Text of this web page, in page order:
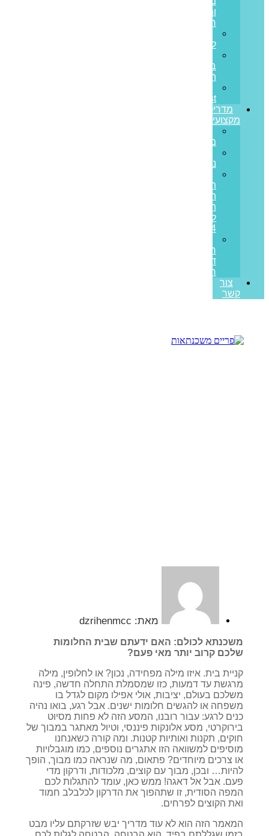
ותזרים
חיובי
לעסקים
בערבות
המדינה
Invest
מדריכים
מקצועיים
משתנה
נומינלית
תשומות
הבנייה
תחזית
לשנת
2024
רכישה
דירה
ראשונה
צור
קשר
מאת: dzrihenmcc
משכנתא לכולם: האם ידעתם שבית החלומות
שלכם קרוב יותר מאי פעם?
קניית בית. איזו מילה מפחידה, נכון? או לחלופין, מילה
מרגשת עד דמעות, כזו שמסמלת התחלה חדשה, פינה
משלכם בעולם, יציבות, אולי אפילו מקום לגדל בו
משפחה או להגשים חלומות ישנים. אבל רגע, בואו נהיה
כנים לרגע: עבור רובנו, המסע הזה לא פחות מסיוט
בירוקרטי, מסע אלונקות פיננסי, וטיול מאתגר במבוך של
חוקים, תקנות ואותיות קטנות. ומה קורה כשאנחנו
מוסיפים למשוואה הזו אתגרים נוספים, כמו מוגבלויות
או צרכים מיוחדים? פתאום, מה שנראה כמו מבוך, הופך
להיות… ובכן, מבוך עם קוצים, מלכודות, ודרקון מדי
פעם. אבל אל דאגה! ממש כאן, עומד להתגלות לכם
המפה הסודית, זו שתהפוך את הדרקון לכלבלב חמוד
ואת הקוצים לפרחים.
המאמר הזה הוא לא עוד מדריך יבש שזרקתם עליו מבט